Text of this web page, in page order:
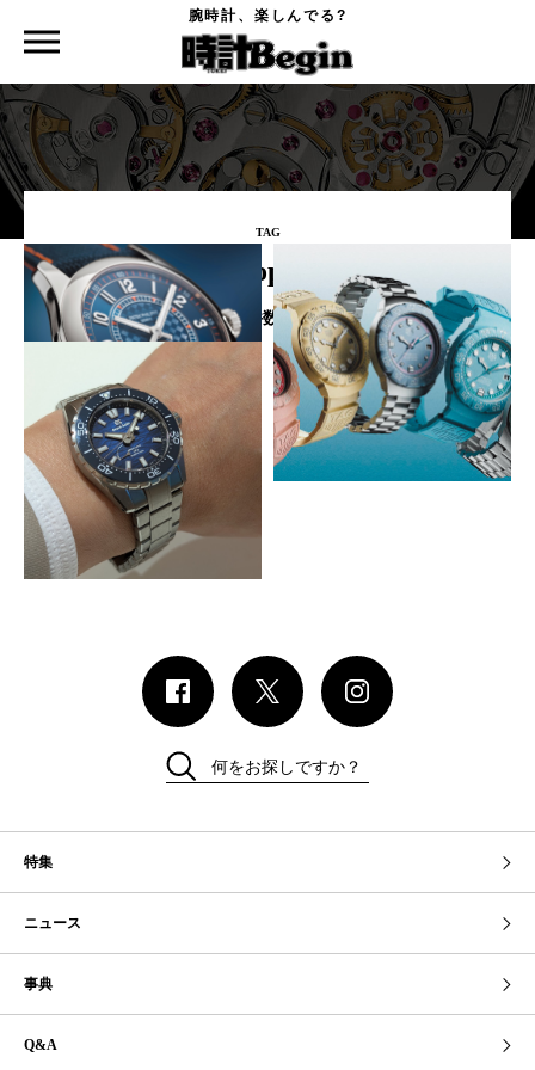
腕時計、楽しんでる?
chopard
TAG
#chopard
該当件数：3点
ミニッツリピーター、クォータ
ーリピーター、パッシングチャ
イム、名門の鳴り物はすまし顔
夏に着けたいパステルカラーウ
ォッチ 2026年の新作！
Watches and Wonders Geneva
2026 新作速報 Part.7
特集
ニュース
事典
Q&A
何をお探しですか？